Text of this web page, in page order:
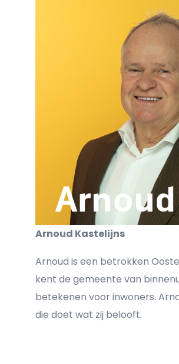
Arnoud Kastelijns
Arnoud is een betrokken
kent de gemeente van
betekenen voor inwoners.
die doet wat zij belooft.